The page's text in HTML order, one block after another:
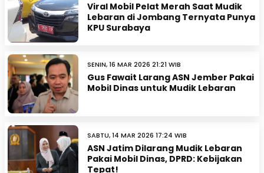
Viral Mobil Pelat Merah Saat Mudik
Lebaran di Jombang Ternyata Punya
KPU Surabaya
SENIN, 16 MAR 2026 21:21 WIB
Gus Fawait Larang ASN Jember Pakai
Mobil Dinas untuk Mudik Lebaran
SABTU, 14 MAR 2026 17:24 WIB
ASN Jatim Dilarang Mudik Lebaran
Pakai Mobil Dinas, DPRD: Kebijakan
Tepat!